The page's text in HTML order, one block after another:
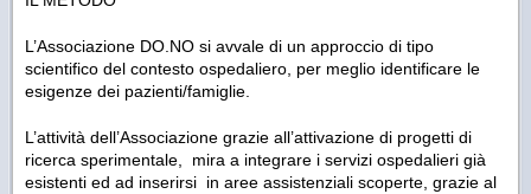
L’Associazione DO.NO si avvale di un approccio di tipo
scientifico del contesto ospedaliero, per meglio identificare le
esigenze dei pazienti/famiglie.
L’attività dell’Associazione grazie all’attivazione di progetti di
ricerca sperimentale, mira a integrare i servizi ospedalieri già
esistenti ed ad inserirsi in aree assistenziali scoperte, grazie al